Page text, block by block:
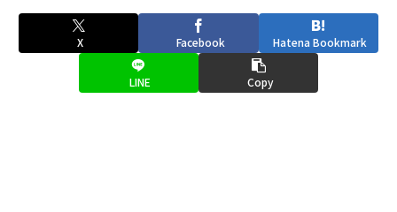
X Facebook Hatena Bookmark
LINE Copy